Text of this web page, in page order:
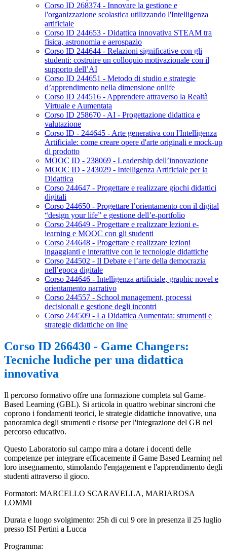
Corso ID 268374 - Innovare la gestione e
l'organizzazione scolastica utilizzando l'Intelligenza
artificiale
Corso ID 244653 - Didattica innovativa STEAM tra
fisica, astronomia e aerospazio
Corso ID 244644 - Relazioni significative con gli
studenti: costruire un colloquio motivazionale con il
supporto dell’AI
Corso ID 244651 - Metodo di studio e strategie
d’apprendimento nella dimensione onlife
Corso ID 244516 - Apprendere attraverso la Realtà
Virtuale e Aumentata
Corso ID 258670 - AI - Progettazione didattica e
valutazione
Corso ID - 244645 - Arte generativa con l'Intelligenza
Artificiale: come creare opere d'arte originali e mock-up
di prodotto
MOOC ID - 238069 - Leadership dell’innovazione
MOOC ID - 243029 - Intelligenza Artificiale per la
Didattica
Corso 244647 - Progettare e realizzare giochi didattici
digitali
Corso 244650 - Progettare l’orientamento con il digital
“design your life” e gestione dell’e-portfolio
Corso 244649 - Progettare e realizzare lezioni e-
learning e MOOC con gli studenti
Corso 244648 - Progettare e realizzare lezioni
ingaggianti e interattive con le tecnologie didattiche
Corso 244502 - Il Debate e l’arte della democrazia
nell’epoca digitale
Corso 244646 - Intelligenza artificiale, graphic novel e
orientamento narrativo
Corso 244557 - School management, processi
decisionali e gestione degli incontri
Corso 244509 - La Didattica Aumentata: strumenti e
strategie didattiche on line
Corso ID 266430 - Game Changers:
Tecniche ludiche per una didattica
innovativa
Il percorso formativo offre una formazione completa sul Game-
Based Learning (GBL). Si articola in quattro webinar sincroni che
coprono i fondamenti teorici, le strategie didattiche innovative, una
panoramica degli strumenti e risorse per l'integrazione del GB nel
percorso educativo.
Questo Laboratorio sul campo mira a dotare i docenti delle
competenze per integrare efficacemente il Game Based Learning nel
loro insegnamento, stimolando l'engagement e l'apprendimento degli
studenti attraverso il gioco.
Formatori: MARCELLO SCARAVELLA, MARIAROSA
LOMMI
Durata e luogo svolgimento: 25h di cui 9 ore in presenza il 25 luglio
presso ISI Pertini a Lucca
Programma: